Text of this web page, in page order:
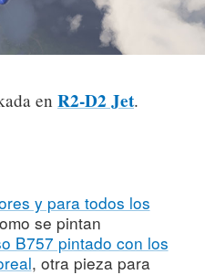
en R2-D2 Jet.
y para todos los
se pintan
B757 pintado con los
, otra pieza para